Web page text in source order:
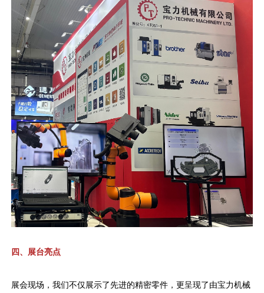
四、展台亮点
展会现场，我们不仅展示了先进的精密零件，更呈现了由宝力机械